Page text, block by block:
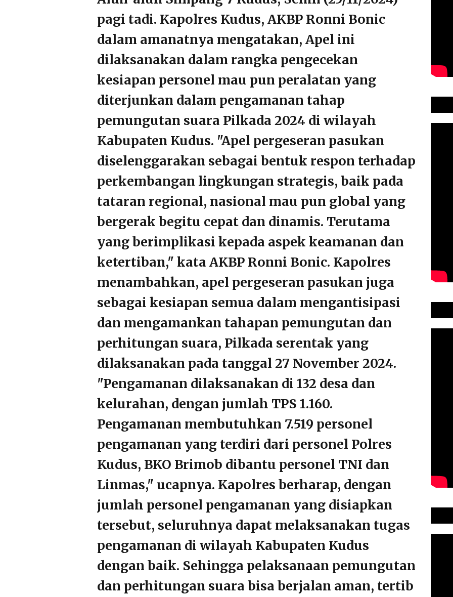
pagi tadi. Kapolres Kudus, AKBP Ronni Bonic
dalam amanatnya mengatakan, Apel ini
dilaksanakan dalam rangka pengecekan
kesiapan personel mau pun peralatan yang
diterjunkan dalam pengamanan tahap
pemungutan suara Pilkada 2024 di wilayah
Kabupaten Kudus. "Apel pergeseran pasukan
diselenggarakan sebagai bentuk respon terhadap
perkembangan lingkungan strategis, baik pada
tataran regional, nasional mau pun global yang
bergerak begitu cepat dan dinamis. Terutama
yang berimplikasi kepada aspek keamanan dan
ketertiban," kata AKBP Ronni Bonic. Kapolres
menambahkan, apel pergeseran pasukan juga
sebagai kesiapan semua dalam mengantisipasi
dan mengamankan tahapan pemungutan dan
perhitungan suara, Pilkada serentak yang
dilaksanakan pada tanggal 27 November 2024.
"Pengamanan dilaksanakan di 132 desa dan
kelurahan, dengan jumlah TPS 1.160.
Pengamanan membutuhkan 7.519 personel
pengamanan yang terdiri dari personel Polres
Kudus, BKO Brimob dibantu personel TNI dan
Linmas," ucapnya. Kapolres berharap, dengan
jumlah personel pengamanan yang disiapkan
tersebut, seluruhnya dapat melaksanakan tugas
pengamanan di wilayah Kabupaten Kudus
dengan baik. Sehingga pelaksanaan pemungutan
dan perhitungan suara bisa berjalan aman, tertib